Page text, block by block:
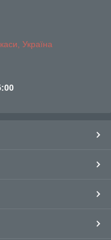
Україна